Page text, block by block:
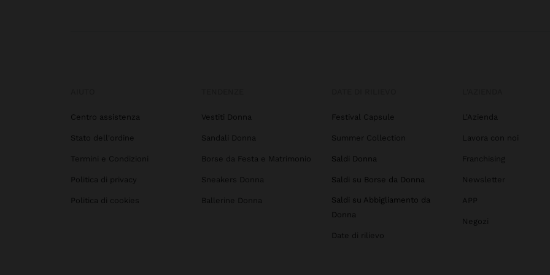
Centro assistenza
Stato dell'ordine
Termini e Condizioni
Politica di privacy
Politica di cookies
Vestiti Donna
Sandali Donna
Borse da Festa e Matrimonio
Sneakers Donna
Ballerine Donna
Festival Capsule
Summer Collection
Saldi Donna
Saldi su Borse da Donna
Saldi su Abbigliamento da
Donna
Date di rilievo
L'Azienda
Lavora con noi
Franchising
Newsletter
APP
Negozi